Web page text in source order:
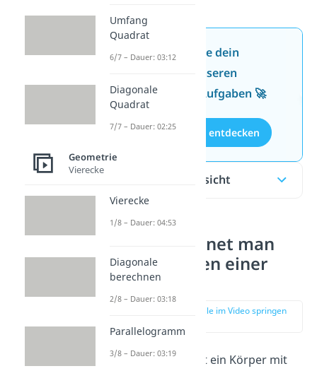
Jetzt neu: Teste dein
Wissen mit unseren
kostenlosen Aufgaben 🚀
Aufgaben entdecken
Inhaltsübersicht
Wie berechnet man
das Volumen einer
Pyramide?
zur Stelle im Video springen
EinePyramide
ist ein Körper mit
Umfang
Quadrat
6/7 – Dauer: 03:12
Diagonale
Quadrat
7/7 – Dauer: 02:25
Geometrie
Vierecke
Vierecke
1/8 – Dauer: 04:53
Diagonale
berechnen
2/8 – Dauer: 03:18
Parallelogramm
3/8 – Dauer: 03:19